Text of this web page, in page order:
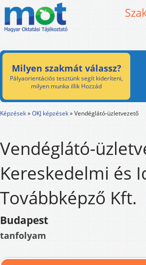
Milyen szakmát válassz?
Pályaorientációs tesztünk segít kideríteni,
milyen munka illik Hozzád
Képzések»OKJ képzések»Vendéglátó-üzletvezető
Vendéglátó-
Kereskedelmi és
Továbbképző Kft.
Budapest
tanfolyam